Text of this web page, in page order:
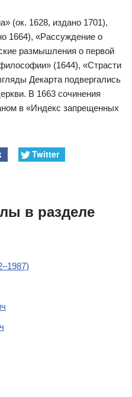
(ок. 1628, издано 1701),
1664), «Рассуждение о
размышления о первой
(1644), «Страсти
Декарта подвергались
В 1663 сочинения
в «Индекс запрещенных
Twitter
в разделе